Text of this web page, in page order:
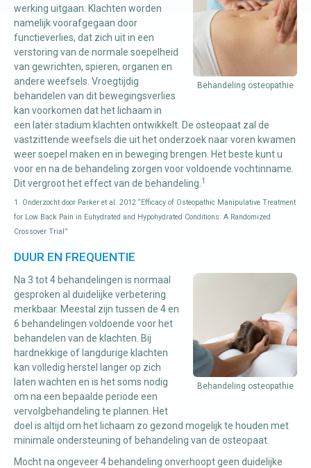
Behandeling osteopathie
werking uitgaan. Klachten worden
namelijk voorafgegaan door
functieverlies, dat zich uit in een
verstoring van de normale soepelheid
van gewrichten, spieren, organen en
andere weefsels. Vroegtijdig
behandelen van dit bewegingsverlies
kan voorkomen dat het lichaam in
een later stadium klachten ontwikkelt. De osteopaat zal de
vastzittende weefsels die uit het onderzoek naar voren kwamen
weer soepel maken en in beweging brengen. Het beste kunt u
voor en na de behandeling zorgen voor voldoende vochtinname.
Dit vergroot het effect van de behandeling. 1
1. Onderzocht door Parker et al. 2012 “Efficacy of Osteopathic Manipulative Treatment
for Low Back Pain in Euhydrated and Hypohydrated Conditions: A Randomized
Crossover Trial”
DUUR EN FREQUENTIE
Behandeling osteopathie
Na 3 tot 4 behandelingen is normaal
gesproken al duidelijke verbetering
merkbaar. Meestal zijn tussen de 4 en
6 behandelingen voldoende voor het
behandelen van de klachten. Bij
hardnekkige of langdurige klachten
kan volledig herstel langer op zich
laten wachten en is het soms nodig
om na een bepaalde periode een
vervolgbehandeling te plannen. Het
doel is altijd om het lichaam zo gezond mogelijk te houden met
minimale ondersteuning of behandeling van de osteopaat.
Mocht na ongeveer 4 behandeling onverhoopt geen duidelijke